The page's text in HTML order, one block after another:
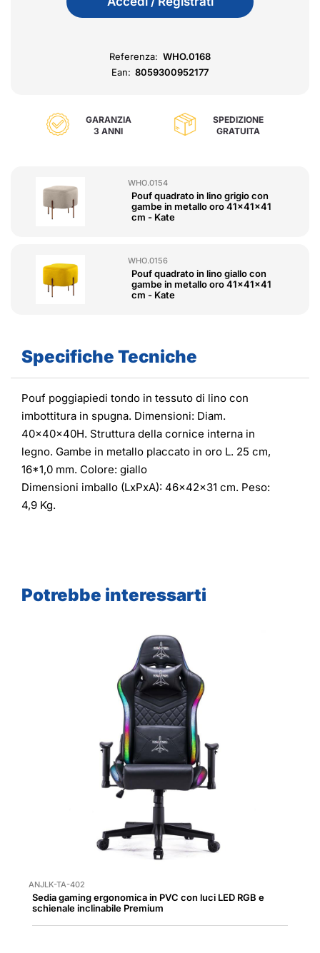
Referenza: WHO.0168
Ean: 8059300952177
GARANZIA
3 ANNI
SPEDIZIONE
GRATUITA
WHO.0154
Pouf quadrato in lino grigio con
gambe in metallo oro 41x41x41
cm - Kate
WHO.0156
Pouf quadrato in lino giallo con
gambe in metallo oro 41x41x41
cm - Kate
Specifiche Tecniche
Pouf poggiapiedi tondo in tessuto di lino con
imbottitura in spugna. Dimensioni: Diam.
40x40x40H. Struttura della cornice interna in
legno. Gambe in metallo placcato in oro L. 25 cm,
16*1,0 mm. Colore: giallo
Dimensioni imballo (LxPxA): 46x42x31 cm. Peso:
4,9 Kg.
Potrebbe interessarti
ANJLK-TA-402
Sedia gaming ergonomica in PVC con luci LED RGB e
schienale inclinabile Premium